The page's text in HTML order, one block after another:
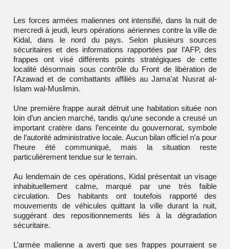
Les forces armées maliennes ont intensifié, dans la nuit de
mercredi à jeudi, leurs opérations aériennes contre la ville de
Kidal, dans le nord du pays. Selon plusieurs sources
sécuritaires et des informations rapportées par l’AFP, des
frappes ont visé différents points stratégiques de cette
localité désormais sous contrôle du Front de libération de
l'Azawad et de combattants affiliés auJama'at Nusrat al-
Islam wal-Muslimin.
Une première frappe aurait détruit une habitation située non
loin d’un ancien marché, tandis qu’une seconde a creusé un
important cratère dans l’enceinte du gouvernorat, symbole
de l’autorité administrative locale. Aucun bilan officiel n’a pour
l’heure été communiqué, mais la situation reste
particulièrement tendue sur le terrain.
Au lendemain de ces opérations, Kidal présentait un visage
inhabituellement calme, marqué par une très faible
circulation. Des habitants ont toutefois rapporté des
mouvements de véhicules quittant la ville durant la nuit,
suggérant des repositionnements liés à la dégradation
sécuritaire.
L’armée malienne a averti que ses frappes pourraient se